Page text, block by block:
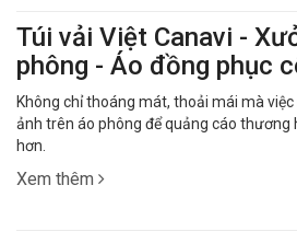
Túi vải Việt Canavi -
phông - Áo đồng phục
Không chỉ thoáng mát, thoải mái mà
ảnh trên áo phông để quảng cáo thương
hơn.
Xem thêm